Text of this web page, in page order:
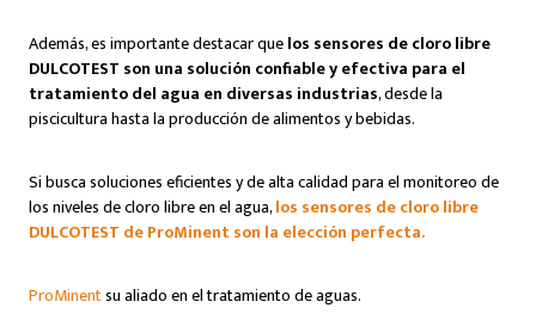
Además, es importante destacar quelos sensores de cloro libre
DULCOTEST son una solución confiable y efectiva para el
tratamiento del agua en diversas industrias, desde la
piscicultura hasta la producción de alimentos y bebidas.
Si busca soluciones eficientes y de alta calidad para el monitoreo de
los niveles de cloro libre en el agua,los sensores de cloro libre
DULCOTEST de ProMinent son la elección perfecta.
ProMinentsu aliado en el tratamiento de aguas.